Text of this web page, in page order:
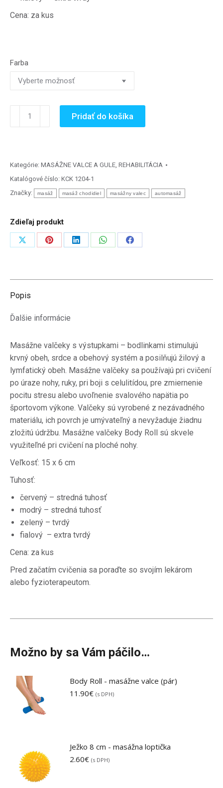
Cena: za kus
Farba
množstvo
masážny
x
cm
Pridať do košíka
Kategórie: MASÁŽNE VALCE A GULE, REHABILITÁCIA
Katalógové číslo: KCK 1204-1
Značky:
masáž masáž chodidiel masážny valec automasáž
Zdieľaj produkt
ZdieľaťZdieľaťZdieľaťZdieľaťZdieľať
Popis
Ďalšie informácie
Masážne valčeky s výstupkami – bodlinkami stimulujú
krvný obeh, srdce a obehový systém a posilňujú žilový a
lymfatický obeh. Masážne valčeky sa používajú pri cvičení
po úraze nohy, ruky, pri boji s celulitídou, pre zmiernenie
pocitu stresu alebo uvoľnenie svalového napätia po
športovom výkone. Valčeky sú vyrobené z nezávadného
materiálu, ich povrch je umývateľný a nevyžaduje žiadnu
zložitú údržbu. Masážne valčeky Body Roll sú skvele
využiteľné pri cvičení na ploché nohy.
Veľkosť: 15 x 6 cm
Tuhosť:
červený – stredná tuhosť
modrý – stredná tuhosť
zelený – tvrdý
fialový – extra tvrdý
Cena: za kus
Pred začatím cvičenia sa poraďte so svojím lekárom
alebo fyzioterapeutom.
Možno by sa Vám páčilo…
Body Roll - masážne valce (pár)
11.90€ (s DPH)
Ježko 8 cm - masážna loptička
2.60€ (s DPH)